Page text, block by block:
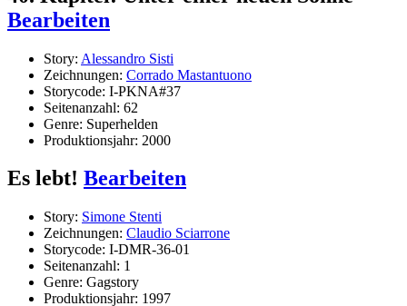
Bearbeiten
Story: Alessandro Sisti
Zeichnungen: Corrado Mastantuono
Storycode: I-PKNA#37
Seitenanzahl: 62
Genre: Superhelden
Produktionsjahr: 2000
Es lebt! Bearbeiten
Story: Simone Stenti
Zeichnungen: Claudio Sciarrone
Storycode: I-DMR-36-01
Seitenanzahl: 1
Genre: Gagstory
Produktionsjahr: 1997